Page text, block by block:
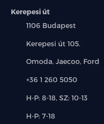
LED olvasólámpák
4 automata
becsípődésgátlóval
Első napellenzők
Padlópolc a
Kerepesi út
Település:
1106 Budapest
Cím:
Kerepesi út 105.
Márkák:
Omoda, Jaecoo, Ford
Telefon:
+36 1 260 5050
Új-
használt
H-P: 8-18, SZ: 10-13
Alkatrész,
H-P: 7-18